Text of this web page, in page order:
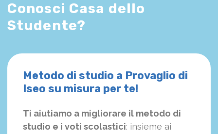
Conosci Casa dello
Studente?
Metodo di studio a Provaglio di
Iseo su misura per te!
Ti aiutiamo a migliorare il metodo di
studio e i voti scolastici: insieme ai